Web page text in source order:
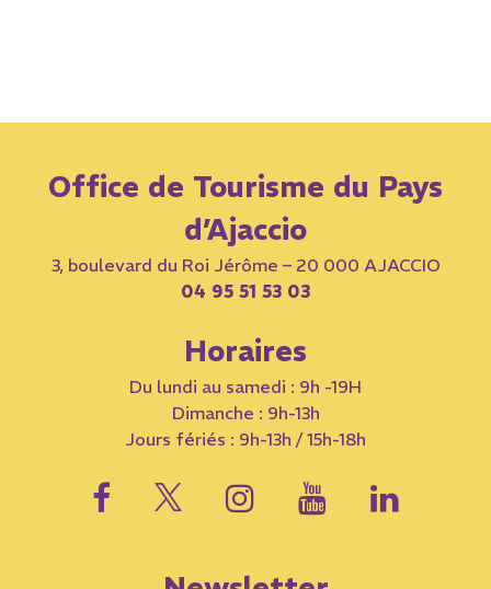
Office de Tourisme du Pays
d’Ajaccio
3, boulevard du Roi Jérôme – 20 000 AJACCIO
04 95 51 53 03
Horaires
Du lundi au samedi : 9h -19H
Dimanche : 9h-13h
Jours fériés : 9h-13h / 15h-18h